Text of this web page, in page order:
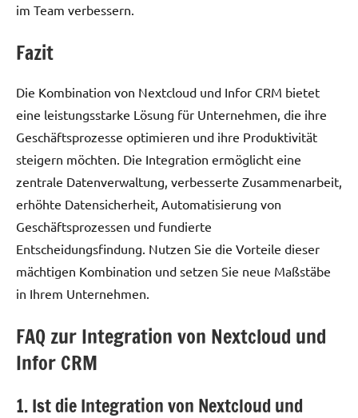
im Team verbessern.
Fazit
Die Kombination von Nextcloud und Infor CRM bietet
eine leistungsstarke Lösung für Unternehmen, die ihre
Geschäftsprozesse optimieren und ihre Produktivität
steigern möchten. Die Integration ermöglicht eine
zentrale Datenverwaltung, verbesserte Zusammenarbeit,
erhöhte Datensicherheit, Automatisierung von
Geschäftsprozessen und fundierte
Entscheidungsfindung. Nutzen Sie die Vorteile dieser
mächtigen Kombination und setzen Sie neue Maßstäbe
in Ihrem Unternehmen.
FAQ zur Integration von Nextcloud und
Infor CRM
1. Ist die Integration von Nextcloud und